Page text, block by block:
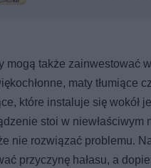
mogą także zainwestować
maty tłumiące
które instaluje się wokół
stoi w niewłaściwym
nie rozwiązać problemu.
przyczynę hałasu, a